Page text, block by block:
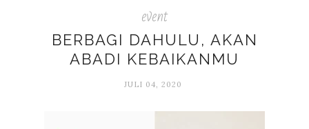
event
BERBAGI DAHULU, AKAN
ABADI KEBAIKANMU
JULI 04, 2020